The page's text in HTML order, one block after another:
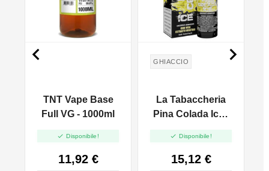
TNT Vape Base
Full VG - 1000ml
 Disponibile!
11,92 €
GHIACCIO
La Tabaccheria
Pina Colada Ice -
Shot 20ml
 Disponibile!
15,12 €
 